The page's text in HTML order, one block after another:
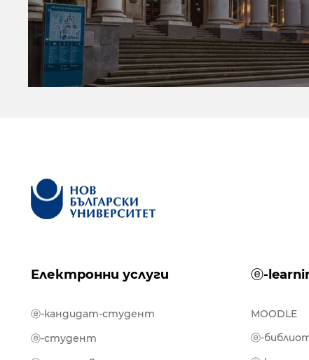
Електронни услуги ⓔ-
ⓔ-кандидат-студент
ⓔ-студент
MOODLE
ⓔ-